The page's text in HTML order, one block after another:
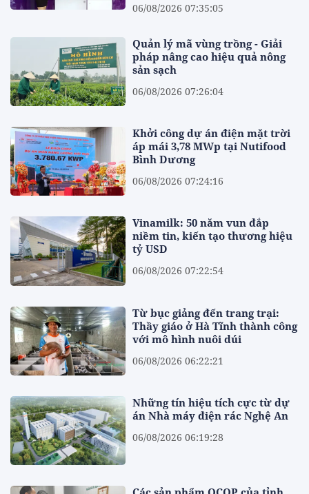
06/08/2026 07:35:05
Quản lý mã vùng trồng - Giải
pháp nâng cao hiệu quả nông
sản sạch
06/08/2026 07:26:04
Khởi công dự án điện mặt trời
áp mái 3,78 MWp tại Nutifood
Bình Dương
06/08/2026 07:24:16
Vinamilk: 50 năm vun đắp
niềm tin, kiến tạo thương hiệu
tỷ USD
06/08/2026 07:22:54
Từ bục giảng đến trang trại:
Thầy giáo ở Hà Tĩnh thành công
với mô hình nuôi dúi
06/08/2026 06:22:21
Những tín hiệu tích cực từ dự
án Nhà máy điện rác Nghệ An
06/08/2026 06:19:28